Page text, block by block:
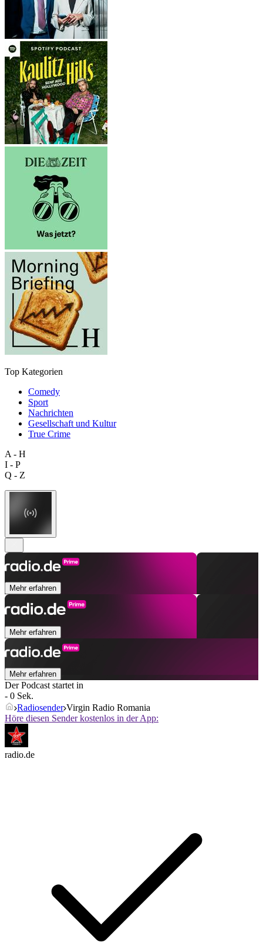
Top Kategorien
Comedy
Sport
Nachrichten
Gesellschaft und Kultur
True Crime
A - H
I - P
Q - Z
Mehr erfahren
Mehr erfahren
Mehr erfahren
Der Podcast startet in
- 0 Sek.
Radiosender Virgin Radio Romania
Höre diesen Sender kostenlos in der App:
radio.de